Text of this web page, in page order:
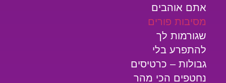
אתם אוהבים
מסיבות פורים
שגורמות לך
להתפרע בלי
גבולות – כרטיסים
נחטפים הכי מהר